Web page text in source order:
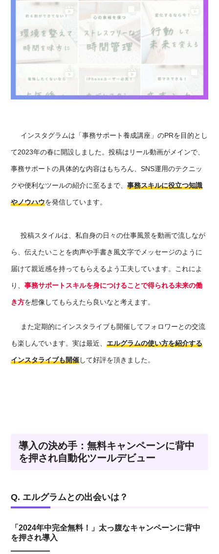
インスタグラムは「事務サポート養成講座」のPRを目的とし
て2023年の春に開設し ました。投稿はリール動画がメインで、
事務サポートの具体的な内容はもちろん、SNS運用のテクニッ
クや便利なツールの紹介に至るまで、事務スキルに役立つ知識
やノウハウを発信しています。
投稿スタイルは、私自身の日々の仕事風景を動画で流しなが
ら、伝えたいことを肉声や手書き風文字でメッセージのように
届けて親近感を持ってもらえるよう工夫しています。これによ
り、事務サポートスキルを身につけることで得られる未来の働
き方を想像してもらえたら良いなと考えます。
また定期的にインスタライブも開催してフォロワーとの交流
も楽しんでいます。実は最近、エルグラムの使い方を紹介する
インスタライブも開催して好評を頂きました。
導入の決め手：無料キャンペーンに背中
を押され自動化ツールデビュー
Q. エルグラムとの出会いは？
「2024年中完全無料！」太っ腹なキャンペーンに背中
を押され導入